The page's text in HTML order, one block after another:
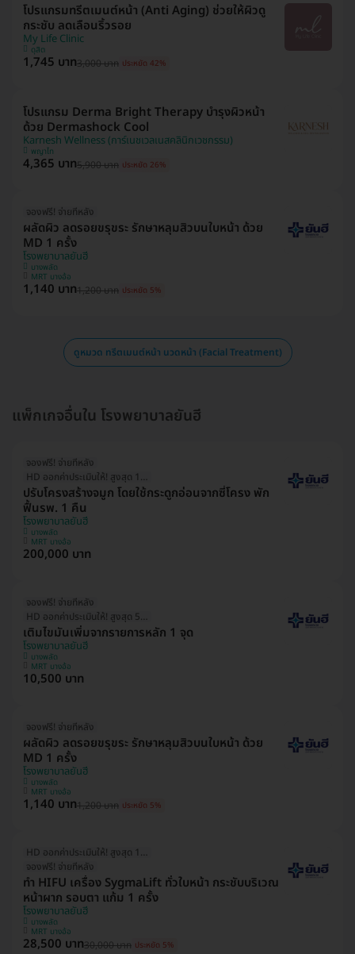
โปรแกรมทรีตเมนต์หน้า (Anti Aging) ช่วยให้ผิวดู
กระชับ ลดเลือนริ้วรอย
My Life Clinic
ดุสิต
1,745 บาท3,000 บาท ประหยัด 42%
โปรแกรม Derma Bright Therapy บำรุงผิวหน้า
ด้วย Dermashock Cool
Karnesh Wellness (การ์เนชเวลเนสคลินิกเวชกรรม)
พญาไท
4,365 บาท5,900 บาท ประหยัด 26%
จองฟรี! จ่ายทีหลัง
ผลัดผิว ลดรอยขรุขระ รักษาหลุมสิวบนใบหน้า ด้วย
MD 1 ครั้ง
โรงพยาบาลยันฮี
บางพลัด
MRT บางอ้อ
1,140 บาท1,200 บาท ประหยัด 5%
ดูหมวด ทรีตเมนต์หน้า นวดหน้า (Facial Treatment)
แพ็กเกจอื่นใน โรงพยาบาลยันฮี
จองฟรี! จ่ายทีหลัง
HD ออกค่าประเมินให้! สูงสุด 1500 บ.
ปรับโครงสร้างจมูก โดยใช้กระดูกอ่อนจากซี่โครง พัก
ฟื้นรพ. 1 คืน
โรงพยาบาลยันฮี
บางพลัด
MRT บางอ้อ
200,000 บาท
จองฟรี! จ่ายทีหลัง
HD ออกค่าประเมินให้! สูงสุด 500 บ.
เติมไขมันเพิ่มจากรายการหลัก 1 จุด
โรงพยาบาลยันฮี
บางพลัด
MRT บางอ้อ
10,500 บาท
จองฟรี! จ่ายทีหลัง
ผลัดผิว ลดรอยขรุขระ รักษาหลุมสิวบนใบหน้า ด้วย
MD 1 ครั้ง
โรงพยาบาลยันฮี
บางพลัด
MRT บางอ้อ
1,140 บาท1,200 บาท ประหยัด 5%
HD ออกค่าประเมินให้! สูงสุด 1000 บ.
จองฟรี! จ่ายทีหลัง
ทำ HIFU เครื่อง SygmaLift ทั่วใบหน้า กระชับบริเวณ
หน้าผาก รอบตา แก้ม 1 ครั้ง
โรงพยาบาลยันฮี
บางพลัด
MRT บางอ้อ
28,500 บาท30,000 บาท ประหยัด 5%